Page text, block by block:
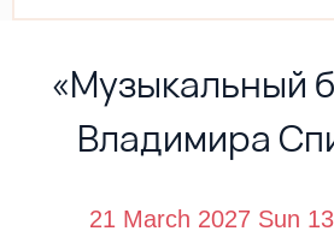
«Музыкальный
Владимира